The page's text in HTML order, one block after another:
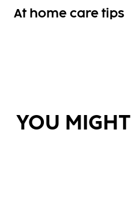
At home care tips
YOU